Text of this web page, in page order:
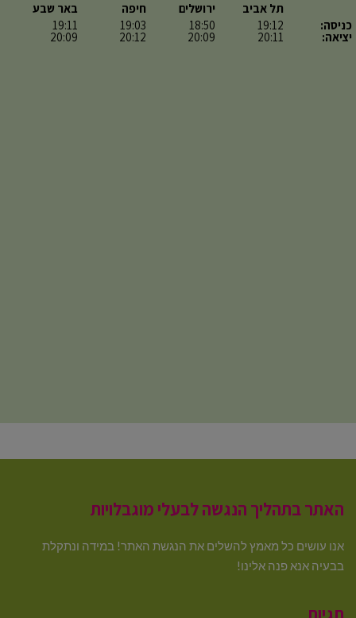
כניסה:
יציאה:
תל אביב
19:12
20:11
ירושלים
18:50
20:09
חיפה
19:03
20:12
באר שבע
19:11
20:09
האתר בתהליך הנגשה לבעלי מוגבלויות
אנו עושים כל מאמץ להשלים את הנגשת האתר! במידה ונתקלת
בבעיה אנא פנה אלינו!